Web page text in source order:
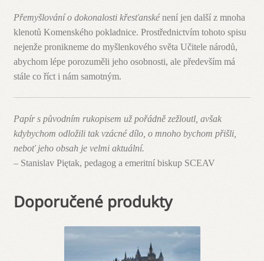
Přemyšlování o dokonalosti křesťanskénení jen další z mnoha
klenotů Komenského pokladnice. Prostřednictvím tohoto spisu
nejenže pronikneme do myšlenkového světa Učitele národů,
abychom lépe porozuměli jeho osobnosti, ale především má
stále co říct i nám samotným.
Papír s původním rukopisem už pořádně zežloutl, avšak
kdybychom odložili tak vzácné dílo, o mnoho bychom přišli,
neboť jeho obsah je velmi aktuální.
– Stanislav Piętak, pedagog a emeritní biskup SCEAV
Doporučené produkty